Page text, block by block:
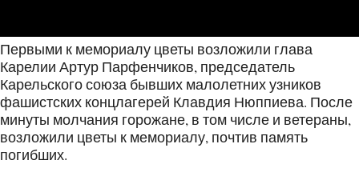
Первыми к мемориалу цветы возложили глава
Карелии Артур Парфенчиков, председатель
Карельского союза бывших малолетних узников
фашистских концлагерей Клавдия Нюппиева. После
минуты молчания горожане, в том числе и ветераны,
возложили цветы к мемориалу, почтив память
погибших.